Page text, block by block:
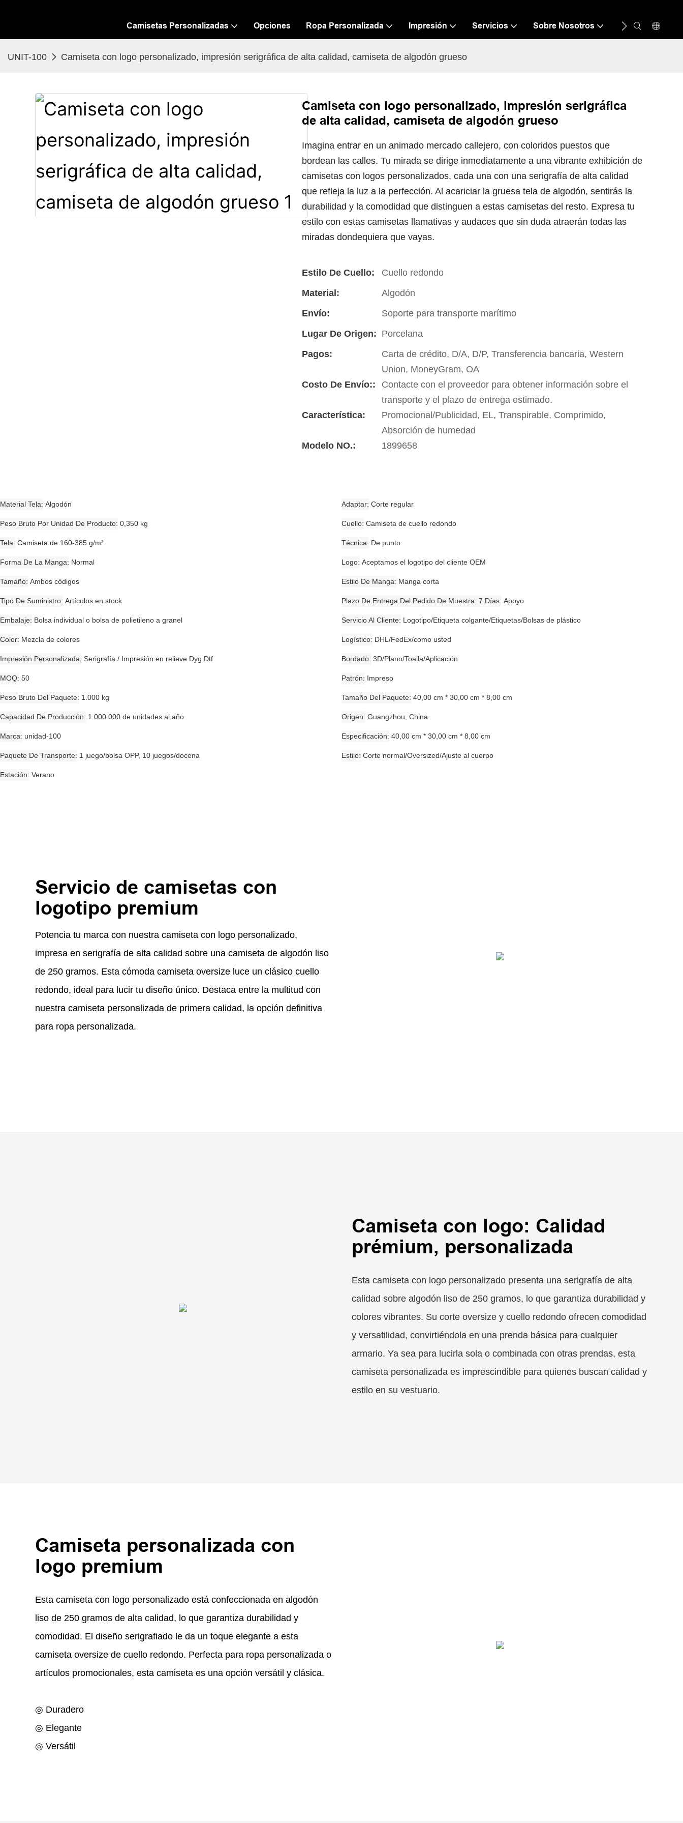
Camisetas Personalizadas Opciones Ropa Personalizada Impresión Servicios Sobre Nosotros Recurso
UNIT-100 Camiseta con logo personalizado, impresión serigráfica de alta calidad, camiseta de algodón grueso
Camiseta con logo personalizado, impresión serigráfica
de alta calidad, camiseta de algodón grueso
Imagina entrar en un animado mercado callejero, con coloridos puestos que
bordean las calles. Tu mirada se dirige inmediatamente a una vibrante exhibición de
camisetas con logos personalizados, cada una con una serigrafía de alta calidad
que refleja la luz a la perfección. Al acariciar la gruesa tela de algodón, sentirás la
durabilidad y la comodidad que distinguen a estas camisetas del resto. Expresa tu
estilo con estas camisetas llamativas y audaces que sin duda atraerán todas las
miradas dondequiera que vayas.
Estilo De Cuello:
Cuello redondo
Material:
Algodón
Envío:
Soporte para transporte marítimo
Lugar De Origen: Porcelana
Pagos:
Carta de crédito, D/A, D/P, Transferencia bancaria, Western
Union, MoneyGram, OA
Costo De Envío::
Contacte con el proveedor para obtener información sobre el
transporte y el plazo de entrega estimado.
Característica:
Promocional/Publicidad, EL, Transpirable, Comprimido,
Absorción de humedad
Modelo NO.:
1899658
Material Tela Algodón Adaptar Corte regular
Peso Bruto Por Unidad De Producto 0,350 kg Cuello Camiseta de cuello redondo
Tela Camiseta de 160-385 g/m² Técnica De punto
Forma De La Manga Normal Logo Aceptamos el logotipo del cliente OEM
Tamaño Ambos códigos Estilo De Manga Manga corta
Tipo De Suministro Artículos en stock Plazo De Entrega Del Pedido De Muestra: 7 Días Apoyo
Embalaje Bolsa individual o bolsa de polietileno a granel Servicio Al Cliente Logotipo/Etiqueta colgante/Etiquetas/Bolsas de plástico
Color Mezcla de colores Logístico DHL/FedEx/como usted
Impresión Personalizada Serigrafía / Impresión en relieve Dyg Dtf Bordado 3D/Plano/Toalla/Aplicación
MOQ 50 Patrón Impreso
Peso Bruto Del Paquete 1.000 kg Tamaño Del Paquete 40,00 cm * 30,00 cm * 8,00 cm
Capacidad De Producción 1.000.000 de unidades al año Origen Guangzhou, China
Marca unidad-100 Especificación 40,00 cm * 30,00 cm * 8,00 cm
Paquete De Transporte 1 juego/bolsa OPP, 10 juegos/docena Estilo Corte normal/Oversized/Ajuste al cuerpo
Estación Verano
Servicio de camisetas con
logotipo premium
Potencia tu marca con nuestra camiseta con logo personalizado,
impresa en serigrafía de alta calidad sobre una camiseta de algodón liso
de 250 gramos. Esta cómoda camiseta oversize luce un clásico cuello
redondo, ideal para lucir tu diseño único. Destaca entre la multitud con
nuestra camiseta personalizada de primera calidad, la opción definitiva
para ropa personalizada.
Camiseta con logo: Calidad
prémium, personalizada
Esta camiseta con logo personalizado presenta una serigrafía de alta
calidad sobre algodón liso de 250 gramos, lo que garantiza durabilidad y
colores vibrantes. Su corte oversize y cuello redondo ofrecen comodidad
y versatilidad, convirtiéndola en una prenda básica para cualquier
armario. Ya sea para lucirla sola o combinada con otras prendas, esta
camiseta personalizada es imprescindible para quienes buscan calidad y
estilo en su vestuario.
Camiseta personalizada con
logo premium
Esta camiseta con logo personalizado está confeccionada en algodón
liso de 250 gramos de alta calidad, lo que garantiza durabilidad y
comodidad. El diseño serigrafiado le da un toque elegante a esta
camiseta oversize de cuello redondo. Perfecta para ropa personalizada o
artículos promocionales, esta camiseta es una opción versátil y clásica.
◎ Duradero
◎ Elegante
◎ Versátil